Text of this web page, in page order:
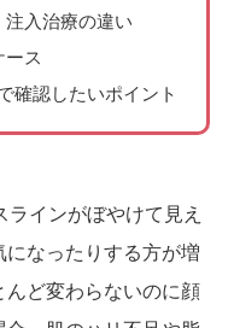
入治療の違い
ース
確認したいポイント
インがぼやけて見え
なったりする方が増
んど変わらないのに顔